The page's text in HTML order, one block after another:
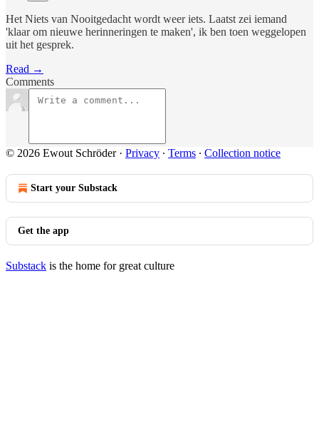
Het Niets van Nooitgedacht wordt weer iets. Laatst zei iemand
'klaar om nieuwe herinneringen te maken', ik ben toen weggelopen
uit het gesprek.
Read →
Comments
© 2026 Ewout Schröder· Privacy ∙ Terms ∙ Collection notice
Start your Substack
Get the app
Substack is the home for great culture